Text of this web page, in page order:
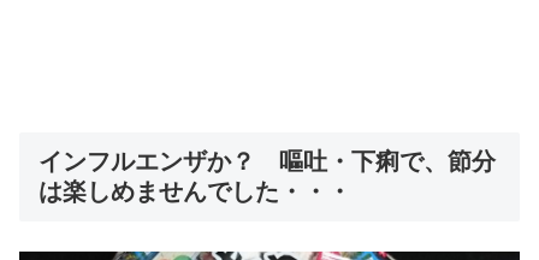
インフルエンザか？ 嘔吐・下痢で、節分
は楽しめませんでした・・・